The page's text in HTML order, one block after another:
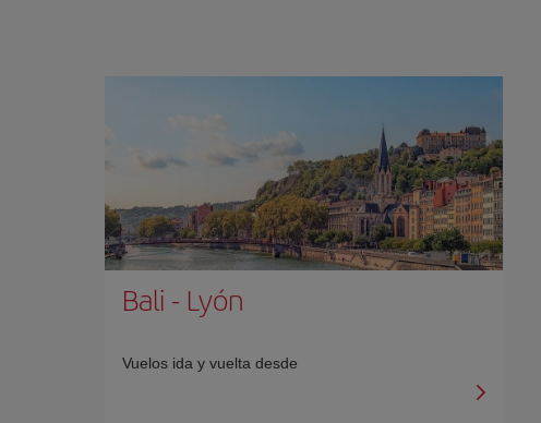
Bali - Lyón
Vuelos ida y vuelta desde